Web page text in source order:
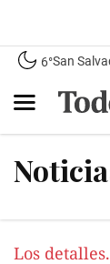
6°San
Los detalles.